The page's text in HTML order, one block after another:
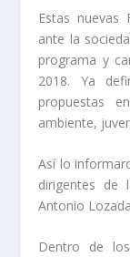
Estas
ante la
programa y
2018. Ya
propuestas
ambiente,
Así lo
dirigentes de
Antonio
Dentro de